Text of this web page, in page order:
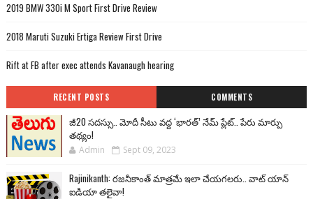
2019 BMW 330i M Sport First Drive Review
2018 Maruti Suzuki Ertiga Review First Drive
Rift at FB after exec attends Kavanaugh hearing
RECENT POSTS COMMENTS
జీ20 సదస్సు.. మోదీ సీటు వద్ద ‘భారత్’ నేమ్ ప్లేట్‌.. పేరు మార్పు
తథ్యం!
Admin Sept 09, 2023
Rajinikanth: రజనీకాంత్ మాత్రమే ఇలా చేయగలరు.. వాట్ యాన్
ఐడియా తలైవా!